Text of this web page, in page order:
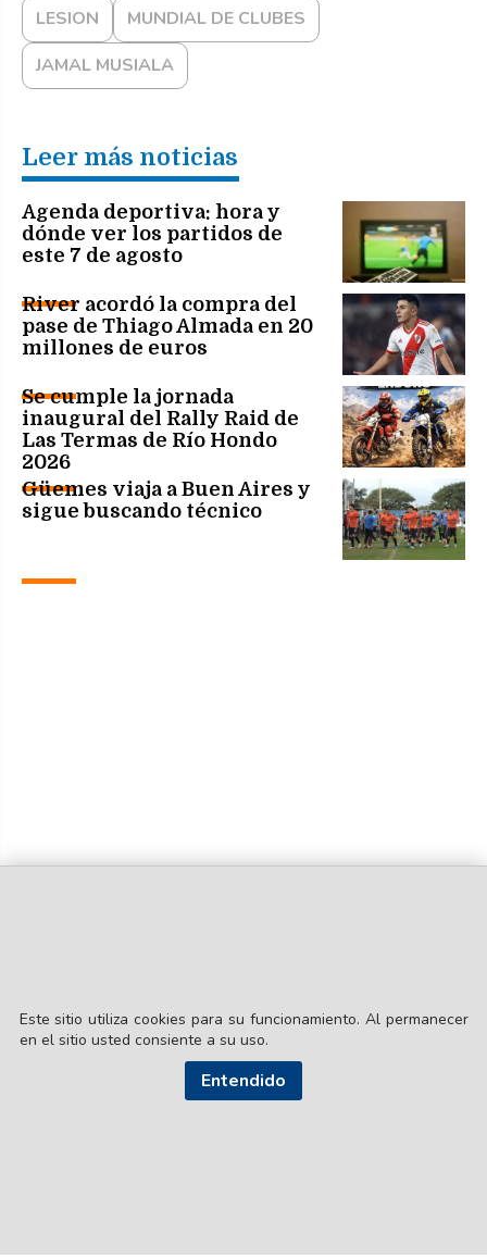
LESION
MUNDIAL DE CLUBES
JAMAL MUSIALA
Leer más noticias
Agenda deportiva: hora y
dónde ver los partidos de
este 7 de agosto
River acordó la compra del
pase de Thiago Almada en 20
millones de euros
Se cumple la jornada
inaugural del Rally Raid de
Las Termas de Río Hondo
2026
Güemes viaja a Buen Aires y
sigue buscando técnico
© EL LIBERAL S.A.
Director Editorial: Lic. Gustavo Eduardo Ick
Santiago del Estero / República Argentina
Este sitio utiliza cookies para su funcionamiento. Al permanecer
en el sitio usted consiente a su uso.
Entendido